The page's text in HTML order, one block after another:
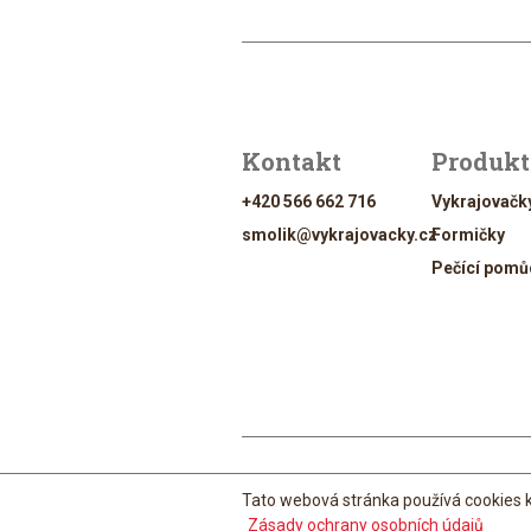
Kontakt
+420 566 662 716
smolik@vykrajovacky.czFormičky
Pečící
Design &
Tato webová stránka používá cookies
Zásady ochrany osobních údajů